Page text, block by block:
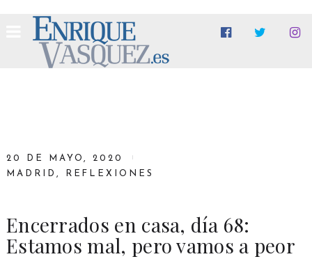
20 DE MAYO, 2020
MADRID , REFLEXIONES
Encerrados en casa, día 68:
Estamos mal, pero vamos a peor